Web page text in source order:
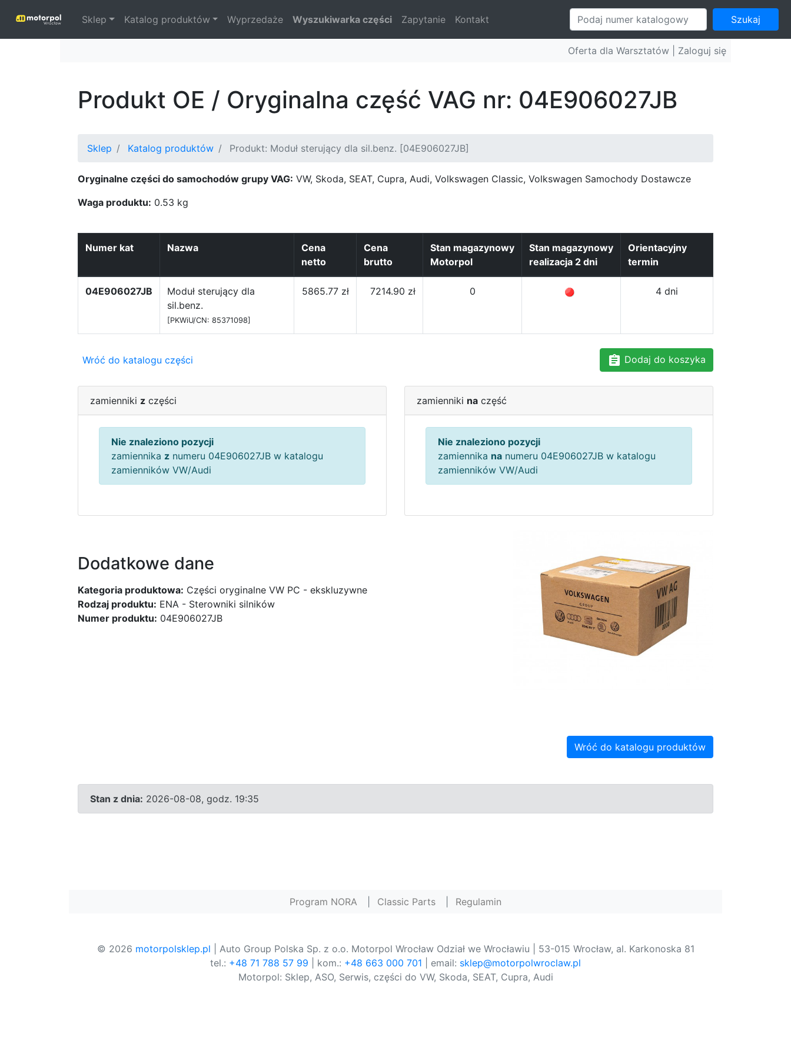
Sklep Katalog produktów Wyprzedaże Wyszukiwarka części Zapytanie Kontakt Szukaj
Oferta dla Warsztatów | Zaloguj się
Produkt OE / Oryginalna część VAG nr: 04E906027JB
Sklep Katalog produktów Produkt: Moduł sterujący dla sil.benz. [04E906027JB]
Oryginalne części do samochodów grupy VAG: VW, Skoda, SEAT, Cupra, Audi, Volkswagen Classic, Volkswagen Samochody Dostawcze
Waga produktu: 0.53 kg
Numer kat Nazwa
Cena
netto
Cena
brutto
Stan magazynowy
Motorpol
Stan magazynowy
realizacja 2 dni
Orientacyjny
termin
04E906027JB
Moduł sterujący dla
sil.benz.
[PKWiU/CN: 85371098]
5865.77 zł 7214.90 zł 0 4 dni
Wróć do katalogu części Dodaj do koszyka
zamienniki z części
Nie znaleziono pozycji
zamiennika z numeru 04E906027JB w katalogu
zamienników VW/Audi
zamienniki na część
Nie znaleziono pozycji
zamiennika na numeru 04E906027JB w katalogu
zamienników VW/Audi
Dodatkowe dane
Kategoria produktowa: Części oryginalne VW PC - ekskluzywne
Rodzaj produktu: ENA - Sterowniki silników
Numer produktu: 04E906027JB
Wróć do katalogu produktów
Stan z dnia: 2026-08-08, godz. 19:35
Program NORA Classic Parts Regulamin
© 2026 motorpolsklep.pl | Auto Group Polska Sp. z o.o. Motorpol Wrocław Odział we Wrocławiu | 53-015 Wrocław, al. Karkonoska 81
tel.: +48 71 788 57 99 | kom.: +48 663 000 701 | email: sklep@motorpolwroclaw.pl
Motorpol: Sklep, ASO, Serwis, części do VW, Skoda, SEAT, Cupra, Audi